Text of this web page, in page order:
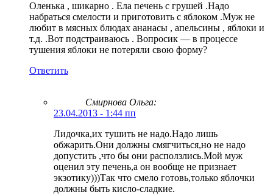
Оленька , шикарно . Ела печень с грушей .Надо
набраться смелости и приготовить с яблоком .Муж не
любит в мясных блюдах ананасы , апельсины , яблоки и
т.д. .Вот подстраиваюсь . Вопросик — в процессе
тушения яблоки не потеряли свою форму?
Ответить
Смирнова Ольга:
23.04.2013 - 1:44 пп
Лидочка,их тушить не надо.Надо лишь
обжарить.Они должны смягчиться,но не надо
допустить ,что бы они расползлись.Мой муж
оценил эту печень,а он вообще не признает
экзотику)))Так что смело готовь,только яблочки
должны быть кисло-сладкие.